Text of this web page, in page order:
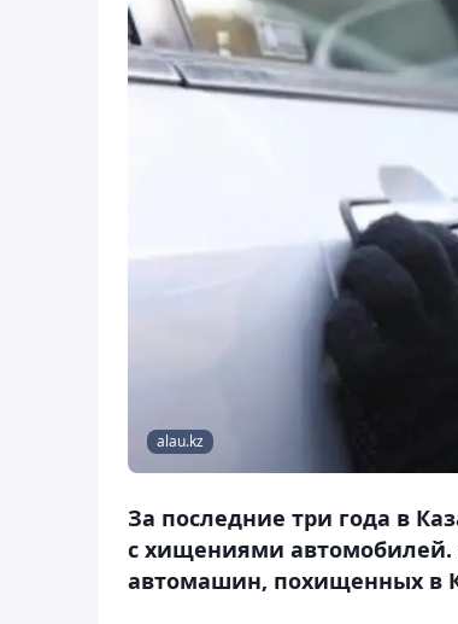
alau.kz
За последние три года в
с хищениями автомобилей.
автомашин, похищенных в